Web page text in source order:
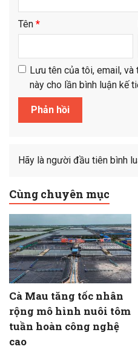
Tên *
Lưu tên của tôi, email,
này cho lần bình luận kế
Hãy là người đầu tiên bình
Cùng chuyên mục
Cà Mau tăng tốc nhân
rộng mô hình nuôi tôm
tuần hoàn công nghệ
cao